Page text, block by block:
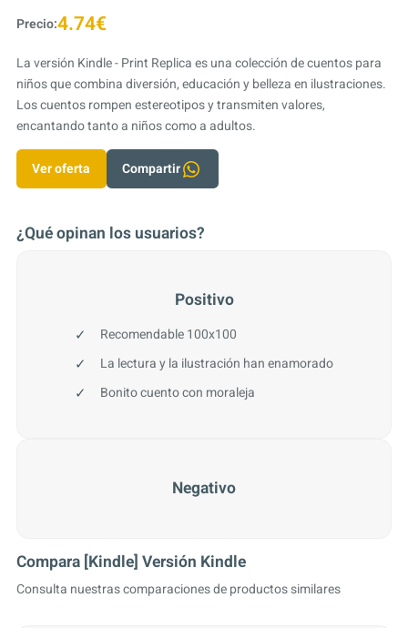
Precio:4.74€
La versión Kindle - Print Replica es una colección de cuentos para
niños que combina diversión, educación y belleza en ilustraciones.
Los cuentos rompen estereotipos y transmiten valores,
encantando tanto a niños como a adultos.
Ver oferta Compartir
¿Qué opinan los usuarios?
Positivo
Recomendable 100x100
La lectura y la ilustración han enamorado
Bonito cuento con moraleja
Negativo
Compara [Kindle] Versión Kindle
Consulta nuestras comparaciones de productos similares